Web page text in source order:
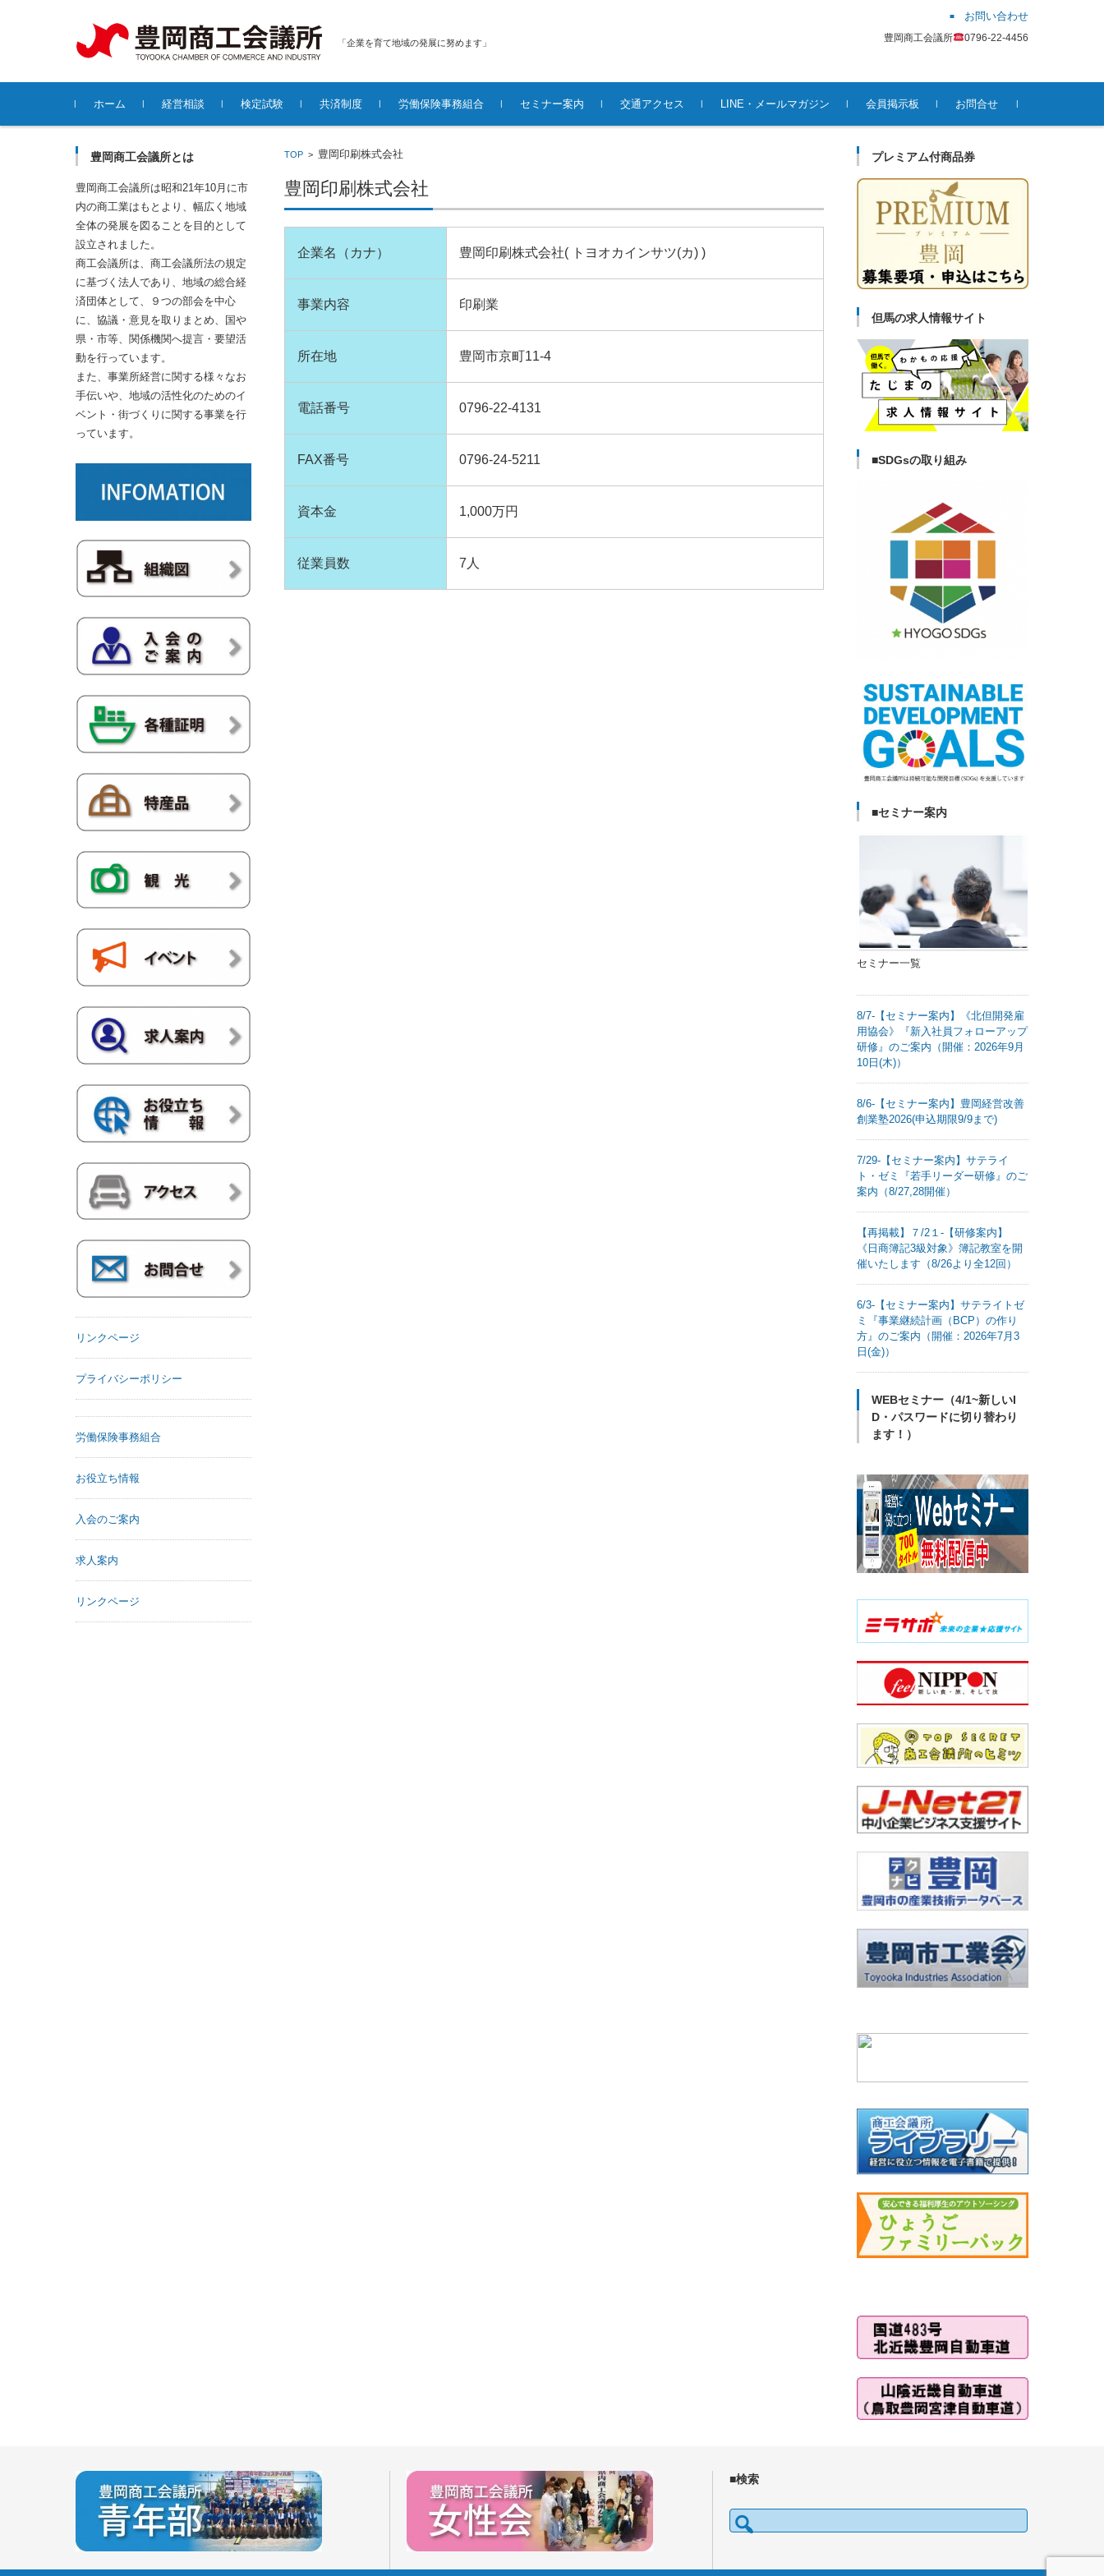
「企業を育て地域の発展に努めます」
お問い合わせ
豊岡商工会議所 0796-22-4456
コンテンツに移動
ホーム
経営相談 検定試験 共済制度 労働保険事務組合 セミナー案内 交通アクセス LINE・メールマガジン 会員掲示板 お問合せ
TOP > 豊岡印刷株式会社
豊岡印刷株式会社
企業名（カナ） 豊岡印刷株式会社( トヨオカインサツ(カ) )
事業内容 印刷業
所在地 豊岡市京町11-4
電話番号 0796-22-4131
FAX番号 0796-24-5211
資本金 1,000万円
従業員数 7人
豊岡商工会議所とは
豊岡商工会議所は昭和21年10月に市
内の商工業はもとより、幅広く地域
全体の発展を図ることを目的として
設立されました。
商工会議所は、商工会議所法の規定
に基づく法人であり、地域の総合経
済団体として、９つの部会を中心
に、協議・意見を取りまとめ、国や
県・市等、関係機関へ提言・要望活
動を行っています。
また、事業所経営に関する様々なお
手伝いや、地域の活性化のためのイ
ベント・街づくりに関する事業を行
っています。
リンクページ
プライバシーポリシー
労働保険事務組合
お役立ち情報
入会のご案内
求人案内
リンクページ
プレミアム付商品券
但馬の求人情報サイト
■SDGsの取り組み
■セミナー案内
セミナー一覧
8/7-【セミナー案内】《北但開発雇
用協会》『新入社員フォローアップ
研修』のご案内（開催：2026年9月
10日(木)）
8/6-【セミナー案内】豊岡経営改善
創業塾2026(申込期限9/9まで)
7/29-【セミナー案内】サテライ
ト・ゼミ『若手リーダー研修』のご
案内（8/27,28開催）
【再掲載】７/2１-【研修案内】
《日商簿記3級対象》簿記教室を開
催いたします（8/26より全12回）
6/3-【セミナー案内】サテライトゼ
ミ『事業継続計画（BCP）の作り
方』のご案内（開催：2026年7月3
日(金)）
WEBセミナー（4/1~新しいI
D・パスワードに切り替わり
ます！）
■検索
検索: